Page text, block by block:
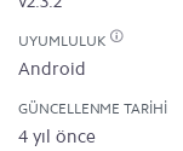
UYUMLULUK
Android
GÜNCELLENME TARIHI
4 yıl önce